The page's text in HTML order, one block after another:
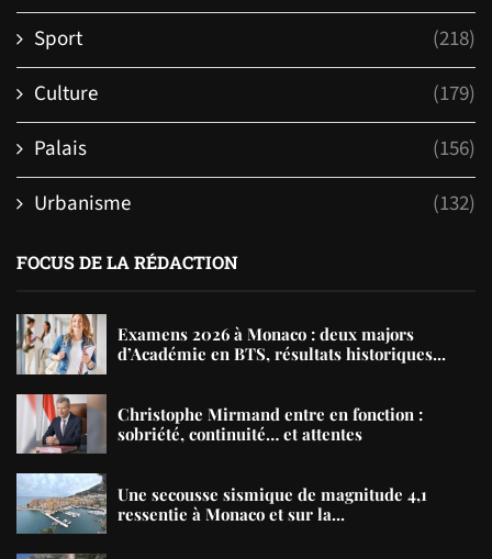
Sport
(218)
Culture
(179)
Palais
(156)
Urbanisme
(132)
FOCUS DE LA RÉDACTION
Examens 2026 à Monaco : deux majors
d’Académie en BTS, résultats historiques...
Christophe Mirmand entre en fonction :
sobriété, continuité… et attentes
Une secousse sismique de magnitude 4,1
ressentie à Monaco et sur la...